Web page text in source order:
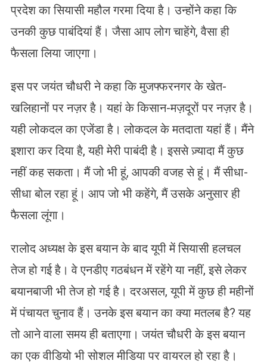
प्रदेश का सियासी महौल गरमा दिया है। उन्होंने कहा कि
उनकी कुछ पाबंदियां हैं। जैसा आप लोग चाहेंगे, वैसा ही
फैसला लिया जाएगा।
इस पर जयंत चौधरी ने कहा कि मुजफ्फरनगर के खेत-
खलिहानों पर नज़र है। यहां के किसान-मज़दूरों पर नज़र है।
यही लोकदल का एजेंडा है। लोकदल के मतदाता यहां हैं। मैंने
इशारा कर दिया है, यही मेरी पाबंदी है। इससे ज़्यादा मैं कुछ
नहीं कह सकता। मैं जो भी हूं, आपकी वजह से हूं। मैं सीधा-
सीधा बोल रहा हूं। आप जो भी कहेंगे, मैं उसके अनुसार ही
फैसला लूंगा।
रालोद अध्यक्ष के इस बयान के बाद यूपी में सियासी हलचल
तेज हो गई है। वे एनडीए गठबंधन में रहेंगे या नहीं, इसे लेकर
बयानबाजी भी तेज हो गई है। दरअसल, यूपी में कुछ ही महीनों
में पंचायत चुनाव हैं। उनके इस बयान का क्या मतलब है? यह
तो आने वाला समय ही बताएगा। जयंत चौधरी के इस बयान
का एक वीडियो भी सोशल मीडिया पर वायरल हो रहा है।